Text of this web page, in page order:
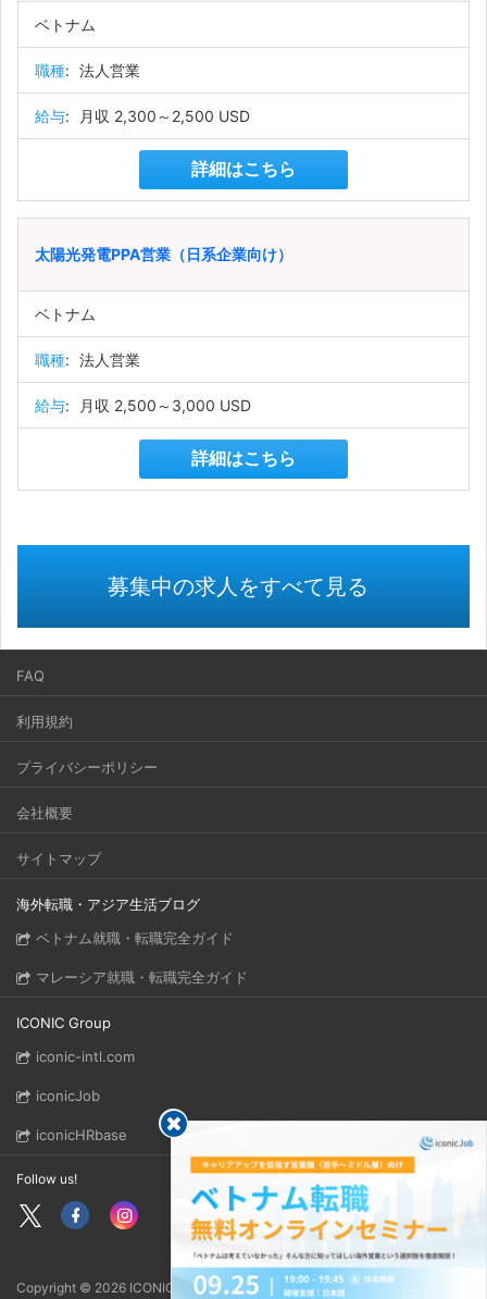
ベトナム
職種: 法人営業
給与: 月収 2,300～2,500 USD
詳細はこちら
太陽光発電PPA営業（日系企業向け）
ベトナム
職種: 法人営業
給与: 月収 2,500～3,000 USD
詳細はこちら
募集中の求人をすべて見る
FAQ
利用規約
プライバシーポリシー
会社概要
サイトマップ
海外転職・アジア生活ブログ
ベトナム就職・転職完全ガイド
マレーシア就職・転職完全ガイド
ICONIC Group
iconic-intl.com
iconicJob
iconicHRbase
Follow us!
Copyright © 2026 ICONIC GROUP. All rights reserved.